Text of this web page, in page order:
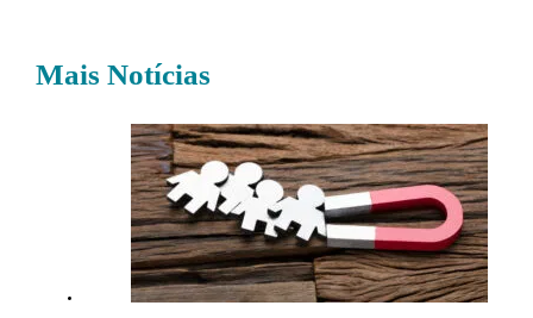
Mais Notícias